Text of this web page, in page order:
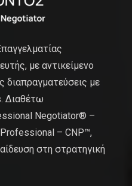
με αντικείμενο
διαπραγματεύσεις με
Διαθέτω
Negotiator® –
– CNP™,
στη στρατηγική